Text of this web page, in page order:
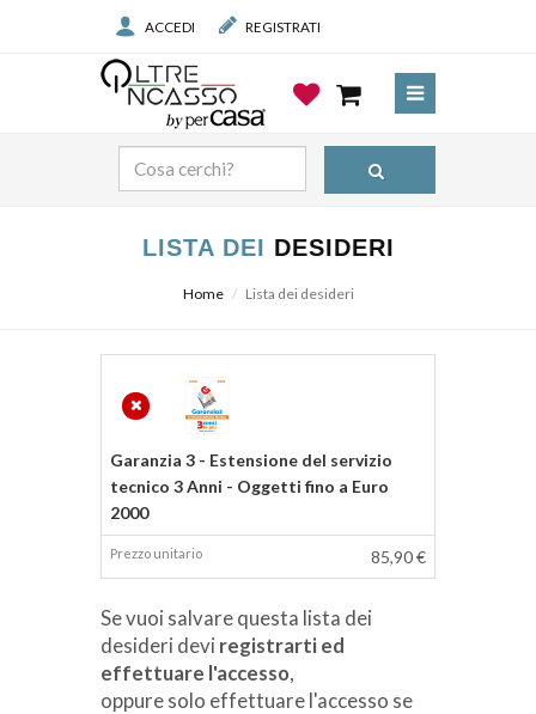
ACCEDI REGISTRATI
LISTA DEI DESIDERI
Home Lista dei desideri
Prodotto
Garanzia 3 - Estensione del servizio
tecnico 3 Anni - Oggetti fino a Euro
2000
85,90 €
Se vuoi salvare questa lista dei
desideri devi registrarti ed
effettuare l'accesso,
oppure solo effettuare l'accesso se